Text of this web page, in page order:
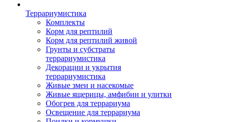
Террариумистика
Комплекты
Корм для рептилий
Корм для рептилий живой
Грунты и субстраты
террариумистика
Декорации и укрытия
террариумистика
Живые змеи и насекомые
Живые ящерицы, амфибии и улитки
Обогрев для террариума
Освещение для террариума